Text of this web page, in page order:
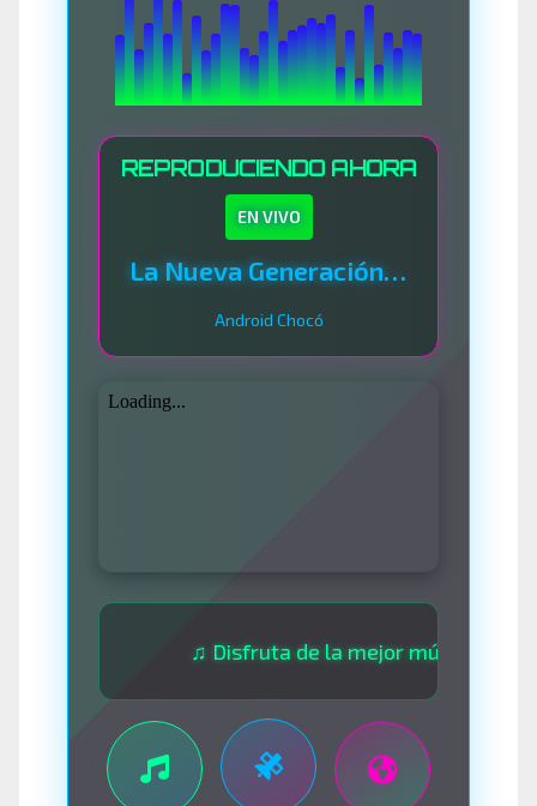
REPRODUCIENDO AHORA
EN VIVO
La Nueva Generación Del Sistema
Android Chocó
♫ Disfruta de la mejor música las 24